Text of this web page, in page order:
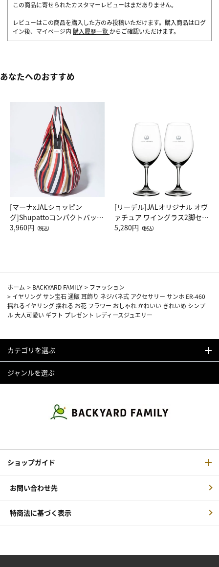
この商品に寄せられたカスタマーレビューはまだありません。
レビューはこの商品を購入した方のみ投稿いただけます。購入商品はログ
イン後、マイページ内 購入履歴一覧 からご確認いただけます。
あなたへのおすすめ
[マーナxJALショッピン
グ]Shupattoコンパクトバッグ
Drop JAL客室乗務員（LC）ス
3,960円 （税込）
[リーデル]JALオリジナル オヴ
ァチュア ワイングラス2脚セッ
ト（レッドワイン）
5,280円 （税込）
ホーム > BACKYARD FAMILY > ファッション
> イヤリング サン宝石 通販 耳飾り ネジバネ式 アクセサリー サンホ ER-460
揺れるイヤリング 揺れる お花 フラワー おしゃれ かわいい きれいめ シンプ
ル 大人可愛い ギフト プレゼント レディースジュエリー
カテゴリを選ぶ
ジャンルを選ぶ
ショップガイド
お問い合わせ先
特商法に基づく表示